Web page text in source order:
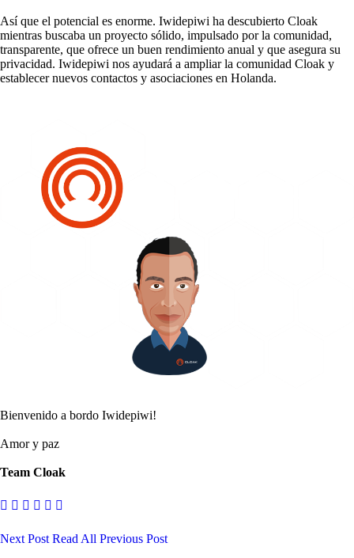
Así que el potencial es enorme. Iwidepiwi ha descubierto Cloak
mientras buscaba un proyecto sólido, impulsado por la comunidad,
transparente, que ofrece un buen rendimiento anual y que asegura su
privacidad. Iwidepiwi nos ayudará a ampliar la comunidad Cloak y
establecer nuevos contactos y asociaciones en Holanda.
Bienvenido a bordo Iwidepiwi!
Amor y paz
Team Cloak
Next Post Read All Previous Post